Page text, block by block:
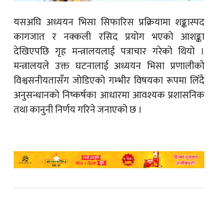
यसअघि अध्ययन भिसा सिफारिस प्रक्रियामा शङ्कास्पद
कागजात र नक्कली रसिद प्रयोग भएको आशङ्का
देखिएपछि गृह मन्त्रालयलाई पत्राचार गरेको थियो ।
मन्त्रालयले उक्त घटनालाई अध्ययन भिसा प्रणालीको
विश्वसनीयतासँग जोडिएको गम्भीर विषयका रूपमा लिँदै
अनुसन्धानको निष्कर्षका आधारमा आवश्यक प्रशासनिक
तथा कानुनी निर्णय गरिने जनाएको छ ।